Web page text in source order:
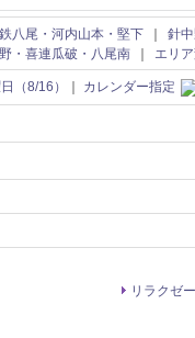
八尾・河内山本・堅下
針
・喜連瓜破・八尾南 エリ
（8/16） カレンダー指定
リラクゼ